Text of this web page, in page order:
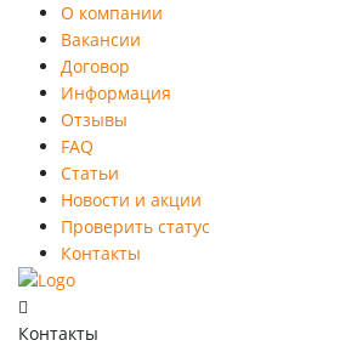
О компании
Вакансии
Договор
Информация
Отзывы
FAQ
Статьи
Новости и акции
Проверить статус
Контакты
Контакты